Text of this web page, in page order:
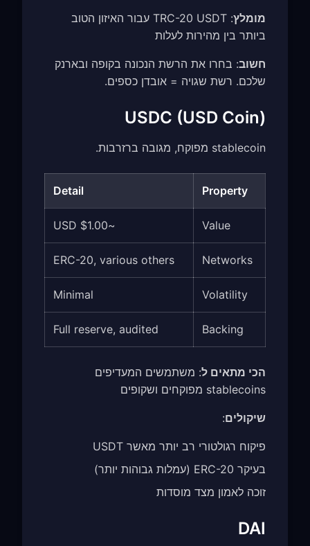
מומלץ
: TRC-20 USDT עבור האיזון הטוב
ביותר בין מהירות לעלות
חשוב: בחרו את הרשת הנכונה בקופה ובארנק
שלכם. רשת שגויה = אובדן כספים.
USDC (USD Coin)
stablecoin מפוקח, מגובה ברזרבות.
Property
Detail
Value
~$1.00 USD
Networks
ERC-20, various others
Volatility
Minimal
Backing
Full reserve, audited
הכי מתאים ל: משתמשים המעדיפים
stablecoins מפוקחים ושקופים
שיקולים:
פיקוח רגולטורי רב יותר מאשר USDT
בעיקר ERC-20 (עמלות גבוהות יותר)
זוכה לאמון מצד מוסדות
DAI